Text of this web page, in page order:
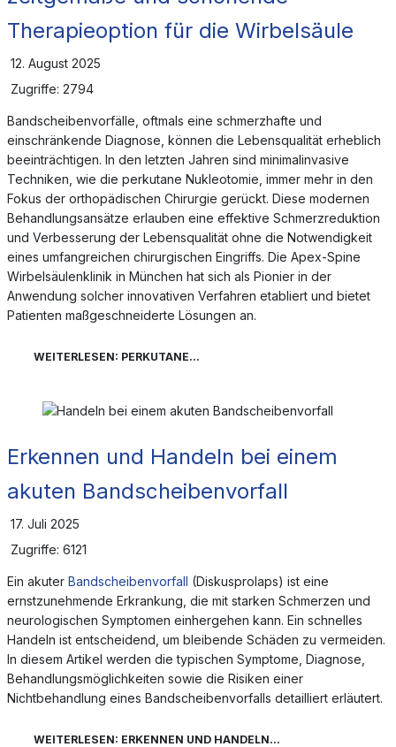
Therapieoption für die Wirbelsäule
12. August 2025
Zugriffe: 2794
Bandscheibenvorfälle, oftmals eine schmerzhafte und
einschränkende Diagnose, können die Lebensqualität erheblich
beeinträchtigen. In den letzten Jahren sind minimalinvasive
Techniken, wie die perkutane Nukleotomie, immer mehr in den
Fokus der orthopädischen Chirurgie gerückt. Diese modernen
Behandlungsansätze erlauben eine effektive Schmerzreduktion
und Verbesserung der Lebensqualität ohne die Notwendigkeit
eines umfangreichen chirurgischen Eingriffs. Die Apex-Spine
Wirbelsäulenklinik in München hat sich als Pionier in der
Anwendung solcher innovativen Verfahren etabliert und bietet
Patienten maßgeschneiderte Lösungen an.
WEITERLESEN: PERKUTANE...
Erkennen und Handeln bei einem
akuten Bandscheibenvorfall
17. Juli 2025
Zugriffe: 6121
Ein akuter Bandscheibenvorfall (Diskusprolaps) ist eine
ernstzunehmende Erkrankung, die mit starken Schmerzen und
neurologischen Symptomen einhergehen kann. Ein schnelles
Handeln ist entscheidend, um bleibende Schäden zu vermeiden.
In diesem Artikel werden die typischen Symptome, Diagnose,
Behandlungsmöglichkeiten sowie die Risiken einer
Nichtbehandlung eines Bandscheibenvorfalls detailliert erläutert.
WEITERLESEN: ERKENNEN UND HANDELN...